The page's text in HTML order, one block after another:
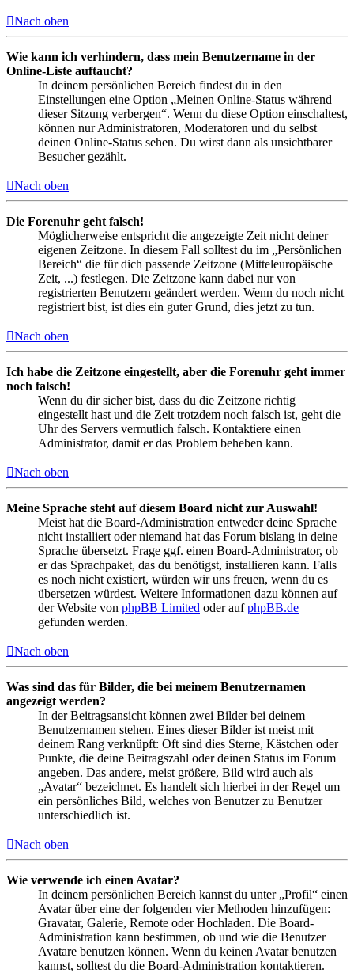
Nach oben
Wie kann ich verhindern, dass mein Benutzername in der
Online-Liste auftaucht?
In deinem persönlichen Bereich findest du in den
Einstellungen eine Option „Meinen Online-Status während
dieser Sitzung verbergen“. Wenn du diese Option einschaltest,
können nur Administratoren, Moderatoren und du selbst
deinen Online-Status sehen. Du wirst dann als unsichtbarer
Besucher gezählt.
Nach oben
Die Forenuhr geht falsch!
Möglicherweise entspricht die angezeigte Zeit nicht deiner
eigenen Zeitzone. In diesem Fall solltest du im „Persönlichen
Bereich“ die für dich passende Zeitzone (Mitteleuropäische
Zeit, ...) festlegen. Die Zeitzone kann dabei nur von
registrierten Benutzern geändert werden. Wenn du noch nicht
registriert bist, ist dies ein guter Grund, dies jetzt zu tun.
Nach oben
Ich habe die Zeitzone eingestellt, aber die Forenuhr geht immer
noch falsch!
Wenn du dir sicher bist, dass du die Zeitzone richtig
eingestellt hast und die Zeit trotzdem noch falsch ist, geht die
Uhr des Servers vermutlich falsch. Kontaktiere einen
Administrator, damit er das Problem beheben kann.
Nach oben
Meine Sprache steht auf diesem Board nicht zur Auswahl!
Meist hat die Board-Administration entweder deine Sprache
nicht installiert oder niemand hat das Forum bislang in deine
Sprache übersetzt. Frage ggf. einen Board-Administrator, ob
er das Sprachpaket, das du benötigst, installieren kann. Falls
es noch nicht existiert, würden wir uns freuen, wenn du es
übersetzen würdest. Weitere Informationen dazu können auf
der Website von phpBB Limited oder aufphpBB.de
gefunden werden.
Nach oben
Was sind das für Bilder, die bei meinem Benutzernamen
angezeigt werden?
In der Beitragsansicht können zwei Bilder bei deinem
Benutzernamen stehen. Eines dieser Bilder ist meist mit
deinem Rang verknüpft: Oft sind dies Sterne, Kästchen oder
Punkte, die deine Beitragszahl oder deinen Status im Forum
angeben. Das andere, meist größere, Bild wird auch als
„Avatar“ bezeichnet. Es handelt sich hierbei in der Regel um
ein persönliches Bild, welches von Benutzer zu Benutzer
unterschiedlich ist.
Nach oben
Wie verwende ich einen Avatar?
In deinem persönlichen Bereich kannst du unter „Profil“ einen
Avatar über eine der folgenden vier Methoden hinzufügen:
Gravatar, Galerie, Remote oder Hochladen. Die Board-
Administration kann bestimmen, ob und wie die Benutzer
Avatare benutzen können. Wenn du keinen Avatar benutzen
kannst, solltest du die Board-Administration kontaktieren.